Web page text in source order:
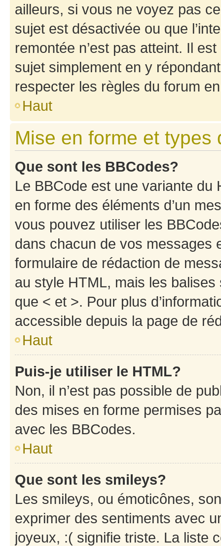
ailleurs, si vous ne voyez pas
sujet est désactivée ou que
remontée n’est pas atteint. Il
sujet simplement en y
respecter les règles du forum
Haut
Mise en forme et types
Que sont les BBCodes?
Le BBCode est une variante du
en forme des éléments d’un
vous pouvez utiliser les
dans chacun de vos messages
formulaire de rédaction de
au style HTML, mais les
que < et >. Pour plus
accessible depuis la page de
Haut
Puis-je utiliser le HTML?
Non, il n’est pas possible de
des mises en forme permises
avec les BBCodes.
Haut
Que sont les smileys?
Les smileys, ou émoticônes,
exprimer des sentiments avec
joyeux, :( signifie triste. La liste